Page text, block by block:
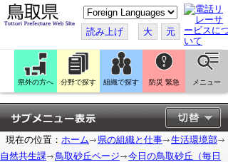
こ
の
ペ
ー
ジ
翻
訳
す
る
読み上げ 大 元
県外の方へ 分野で探す 組織で探す 防災 緊急 メニュー
現在の位置： ホーム 県の組織と仕事
生活環境部
自然共生課
鳥取砂丘ページ
今日の鳥取砂丘（毎日